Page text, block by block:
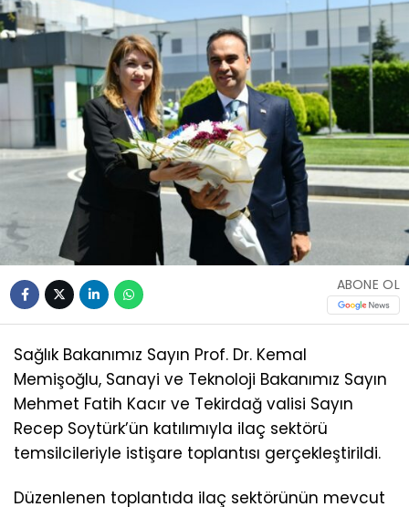
ABONE OL
Sağlık Bakanımız Sayın Prof. Dr. Kemal
Memişoğlu, Sanayi ve Teknoloji Bakanımız Sayın
Mehmet Fatih Kacır ve Tekirdağ valisi Sayın
Recep Soytürk’ün katılımıyla ilaç sektörü
temsilcileriyle istişare toplantısı gerçekleştirildi.
Düzenlenen toplantıda ilaç sektörünün mevcut